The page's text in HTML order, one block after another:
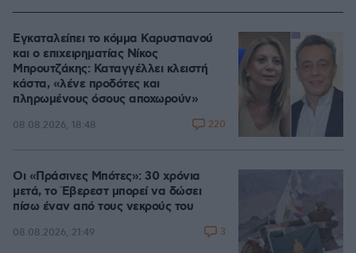
Εγκαταλείπει το κόμμα Καρυστιανού
και ο επιχειρηματίας Νίκος
Μπρουτζάκης: Καταγγέλλει κλειστή
κάστα, «λένε προδότες και
πληρωμένους όσους αποχωρούν»
08.08.2026, 18:48 220
Οι «Πράσινες Μπότες»: 30 χρόνια
μετά, το Έβερεστ μπορεί να δώσει
πίσω έναν από τους νεκρούς του
08.08.2026, 21:49 3